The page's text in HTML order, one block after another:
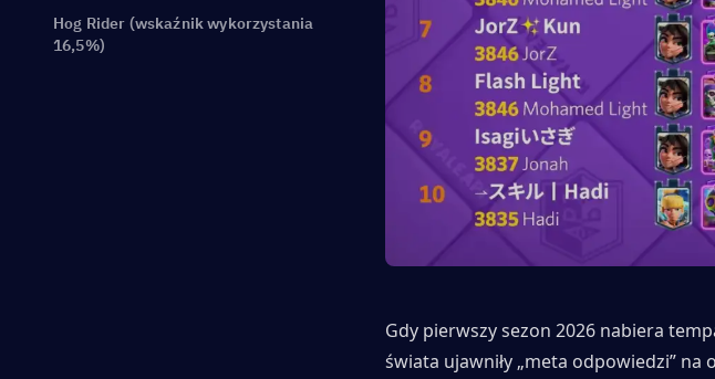
Hog Rider (wskaźnik wykorzystania
16,5%)
Gdy pierwszy sezon 2026 nabiera
świata ujawniły „meta odpowiedzi”